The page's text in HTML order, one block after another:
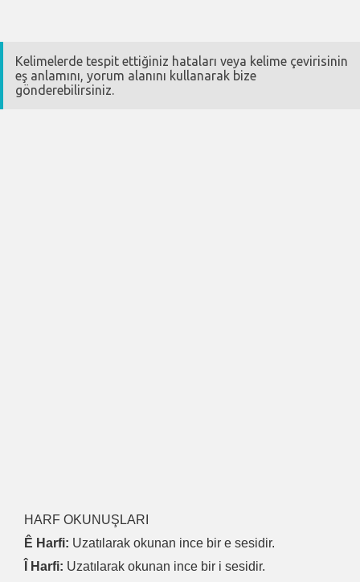
Kelimelerde tespit ettiğiniz hataları veya kelime çevirisinin
eş anlamını, yorum alanını kullanarak bize
gönderebilirsiniz.
HARF OKUNUŞLARI
Ê Harfi: Uzatılarak okunan ince bir e sesidir.
Î Harfi: Uzatılarak okunan ince bir i sesidir.